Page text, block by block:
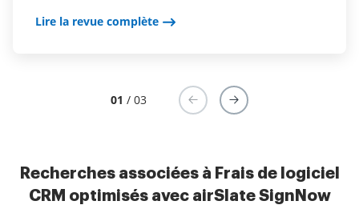
Lire la revue complète
01 / 03
Recherches associées à Frais de logiciel
CRM optimisés avec airSlate SignNow